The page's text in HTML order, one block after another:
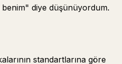
diye düşünüyordum.
standartlarına göre